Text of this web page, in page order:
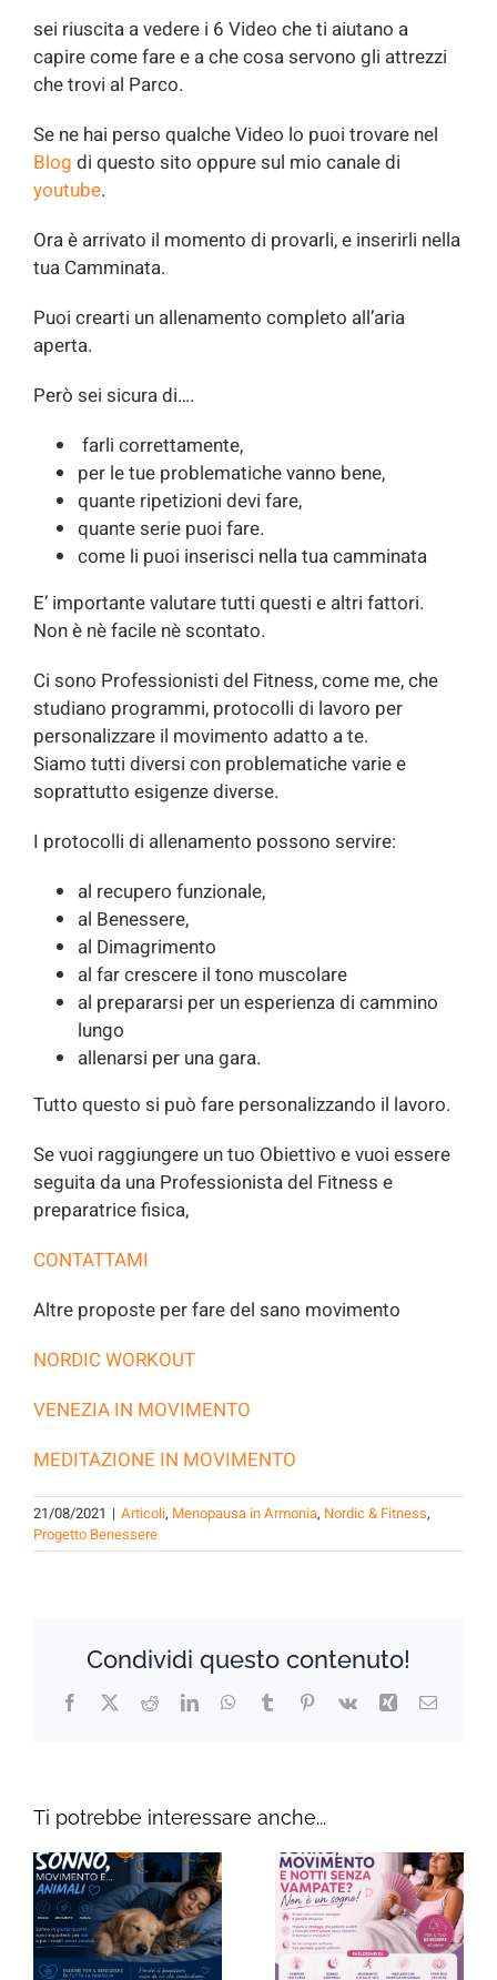
sei riuscita a vedere i 6 Video che ti aiutano a
capire come fare e a che cosa servono gli attrezzi
che trovi al Parco.
Se ne hai perso qualche Video lo puoi trovare nel
Blog di questo sito oppure sul mio canale di
youtube.
Ora è arrivato il momento di provarli, e inserirli nella
tua Camminata.
Puoi crearti un allenamento completo all’aria
aperta.
Però sei sicura di….
farli correttamente,
per le tue problematiche vanno bene,
quante ripetizioni devi fare,
quante serie puoi fare.
come li puoi inserisci nella tua camminata
E’ importante valutare tutti questi e altri fattori.
Non è nè facile nè scontato.
Ci sono Professionisti del Fitness, come me, che
studiano programmi, protocolli di lavoro per
personalizzare il movimento adatto a te.
Siamo tutti diversi con problematiche varie e
soprattutto esigenze diverse.
I protocolli di allenamento possono servire:
al recupero funzionale,
al Benessere,
al Dimagrimento
al far crescere il tono muscolare
al prepararsi per un esperienza di cammino
lungo
allenarsi per una gara.
Tutto questo si può fare personalizzando il lavoro.
Se vuoi raggiungere un tuo Obiettivo e vuoi essere
seguita da una Professionista del Fitness e
preparatrice fisica,
CONTATTAMI
Altre proposte per fare del sano movimento
NORDIC WORKOUT
VENEZIA IN MOVIMENTO
MEDITAZIONE IN MOVIMENTO
21/08/2021 | Articoli, Menopausa in Armonia, Nordic & Fitness,
Progetto Benessere
Condividi questo contenuto!
Facebook
X RedditLinkedInWhatsApp
TumblrPinterest
Vk Xing Email
Ti potrebbe interessare anche...